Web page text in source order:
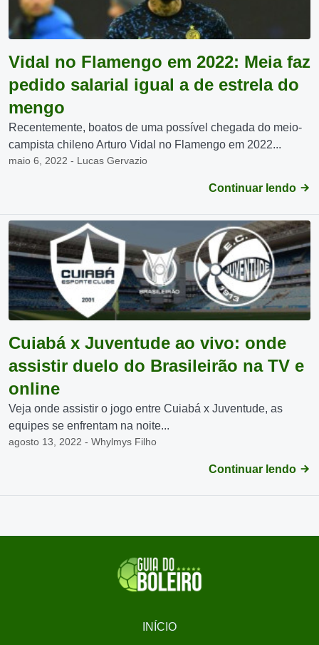
Vidal no Flamengo em 2022: Meia faz
pedido salarial igual a de estrela do
mengo
Recentemente, boatos de uma possível chegada do meio-
campista chileno Arturo Vidal no Flamengo em 2022...
maio 6, 2022 - Lucas Gervazio
Continuar lendo
Cuiabá x Juventude ao vivo: onde
assistir duelo do Brasileirão na TV e
online
Veja onde assistir o jogo entre Cuiabá x Juventude, as
equipes se enfrentam na noite...
agosto 13, 2022 - Whylmys Filho
Continuar lendo
INÍCIO